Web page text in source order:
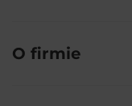
O firmie